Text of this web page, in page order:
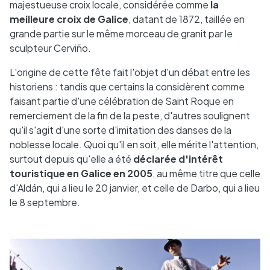
majestueuse croix locale, considérée comme la
meilleure croix de Galice, datant de 1872, taillée en
grande partie sur le même morceau de granit par le
sculpteur Cerviño.
L'origine de cette fête fait l'objet d'un débat entre les
historiens : tandis que certains la considèrent comme
faisant partie d'une célébration de Saint Roque en
remerciement de la fin de la peste, d'autres soulignent
qu'il s'agit d'une sorte d'imitation des danses de la
noblesse locale. Quoi qu'il en soit, elle mérite l'attention,
surtout depuis qu'elle a été déclarée d'intérêt
touristique en Galice en 2005, au même titre que celle
d'Aldán, qui a lieu le 20 janvier, et celle de Darbo, qui a lieu
le 8 septembre.